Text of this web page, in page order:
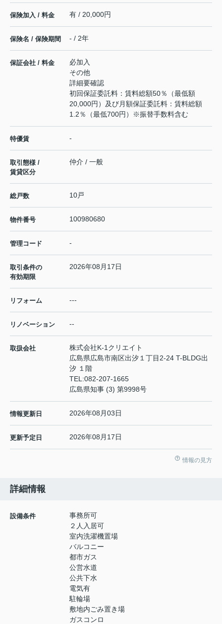
保険加入 / 料金 有 / 20,000円
保険名 / 保険期間 - / 2年
保証会社 / 料金
必加入
その他
詳細要確認
初回保証委託料：賃料総額50％（最低額
20,000円）及び月額保証委託料：賃料総額
1.2％（最低700円）※振替手数料含む
特優賃 -
取引態様 /
賃貸区分
仲介 / 一般
総戸数 10戸
物件番号 100980680
管理コード -
取引条件の
有効期限
2026年08月17日
リフォーム ---
リノベーション --
取扱会社
株式会社K-1クリエイト
広島県広島市南区出汐１丁目2-24 T-BLDG出
汐 １階
TEL:082-207-1665
広島県知事 (3) 第9998号
情報更新日 2026年08月03日
更新予定日 2026年08月17日
情報の見方
詳細情報
設備条件
事務所可
２人入居可
室内洗濯機置場
バルコニー
都市ガス
公営水道
公共下水
電気有
駐輪場
敷地内ごみ置き場
ガスコンロ